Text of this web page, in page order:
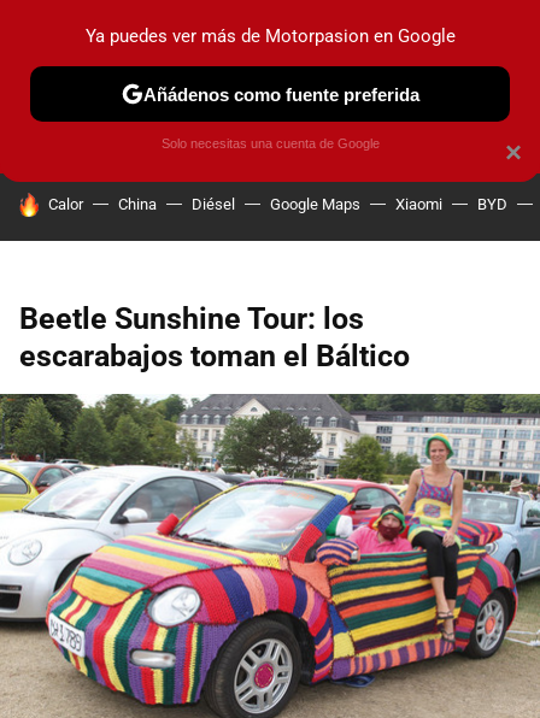
PRUEBAS COCHES ELÉCTRICOS OBSERVATORIO
HOY SE HABLA DE
Calor China Diésel Google Maps Xiaomi BYD
Beetle Sunshine Tour: los
escarabajos toman el Báltico
×
Ya puedes ver más de Motorpasion en Google
Añádenos como fuente preferida
Solo necesitas una cuenta de Google